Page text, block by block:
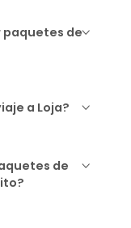
paquetes de
a Loja?
de